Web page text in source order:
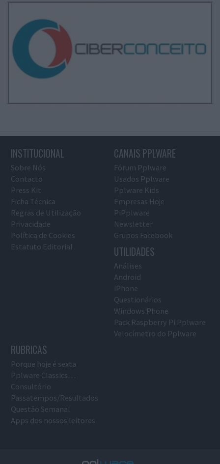
INSTITUCIONAL
Sobre Nós
Contacto
Press Kit
Ficha Técnica
Regras de Utilização
Privacidade
Política de Cookies
Estatuto Editorial
CANAIS PPLWARE
Fórum Pplware
Usados Pplware
Pplware Kids
Empresas Hoje
PiPplware
Newsletter
Grupos Facebook
UTILIDADES
Análises
Android
iPhone
Questionários
Windows Phone
Pack Raspberry Pi Pplware
Velocímetro do Pplware
RUBRICAS
Porque hoje é sexta
Pplware Classics…
Consultório
Passatempos/Resultados
Questão Semanal
Apps dos nossos leitores